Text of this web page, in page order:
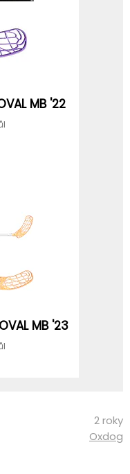
MB '22
MB '23
2 roky
Oxdog